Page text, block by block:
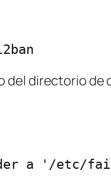
del directorio
a '/etc/